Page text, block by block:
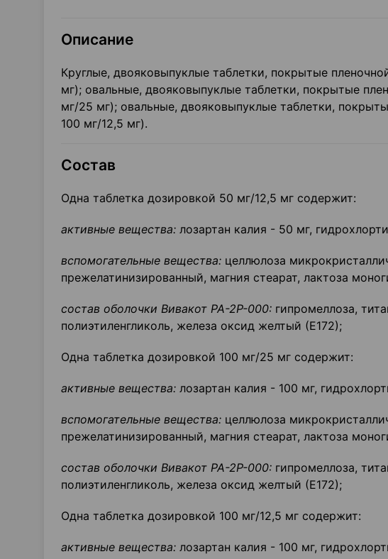
Описание
Круглые, двояковыпуклые таблетки, покрытые
мг); овальные, двояковыпуклые таблетки, покрытые
мг/25 мг); овальные, двояковыпуклые таблетки,
100 мг/12,5 мг).
Состав
Одна таблетка дозировкой 50 мг/12,5 мг содержит:
активные вещества: лозартан калия - 50 мг,
вспомогательные вещества: целлюлоза
прежелатинизированный, магния стеарат, лактоза
состав оболочки Вивакот РА-2Р-000: гипромеллоза,
полиэтиленгликоль, железа оксид желтый (Е172);
Одна таблетка дозировкой 100 мг/25 мг содержит:
активные вещества: лозартан калия - 100 мг,
вспомогательные вещества: целлюлоза
прежелатинизированный, магния стеарат, лактоза
состав оболочки Вивакот РА-2Р-000: гипромеллоза,
полиэтиленгликоль, железа оксид желтый (Е172);
Одна таблетка дозировкой 100 мг/12,5 мг содержит:
активные вещества: лозартан калия - 100 мг,